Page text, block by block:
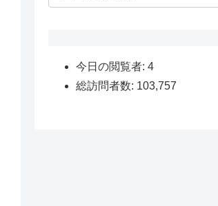
今日の閲覧者: 4
総訪問者数: 103,757